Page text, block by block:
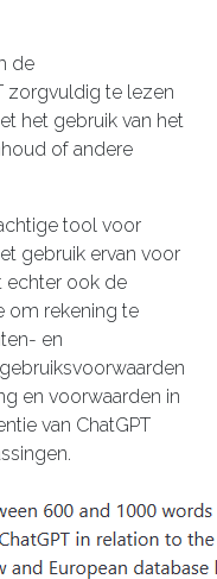
de
zorgvuldig te lezen
het gebruik van het
of andere
tool voor
gebruik ervan voor
echter ook de
om rekening te
en
en voorwaarden in
van ChatGPT